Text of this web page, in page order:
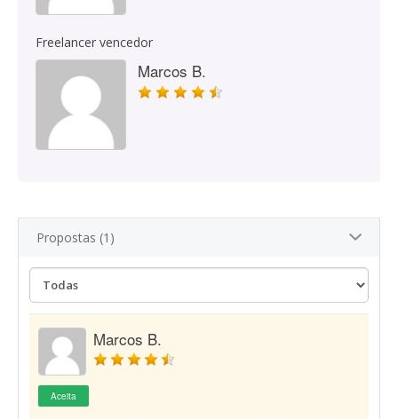
Freelancer vencedor
Marcos B.
Propostas (1)
Marcos B.
Aceita